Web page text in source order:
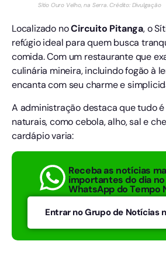
Sítio Ouro Velho, na Serra. Crédito: Divulgação
Localizado noCircuito Pitanga, o
refúgio ideal para quem busca
comida. Com um restaurante que
culinária mineira, incluindo fogão à
encanta com seu charme e
A administração destaca que tudo
naturais, como cebola, alho, sal e
cardápio varia:
Receba as notícias
importantes do dia
WhatsApp do Tempo
Entrar no Grupo de Notícias